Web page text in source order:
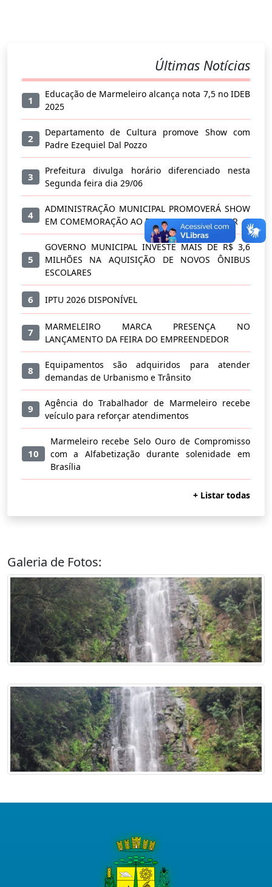
Últimas Notícias
1
Educação de Marmeleiro alcança nota 7,5 no IDEB
2025
2
Departamento de Cultura promove Show com
Padre Ezequiel Dal Pozzo
3
Prefeitura divulga horário diferenciado nesta
Segunda feira dia 29/06
4
ADMINISTRAÇÃO MUNICIPAL PROMOVERÁ SHOW
EM COMEMORAÇÃO AO DIA DO TRABALHADOR
5
GOVERNO MUNICIPAL INVESTE MAIS DE R$ 3,6
MILHÕES NA AQUISIÇÃO DE NOVOS ÔNIBUS
ESCOLARES
6 IPTU 2026 DISPONÍVEL
7
MARMELEIRO MARCA PRESENÇA NO
LANÇAMENTO DA FEIRA DO EMPREENDEDOR
8
Equipamentos são adquiridos para atender
demandas de Urbanismo e Trânsito
9
Agência do Trabalhador de Marmeleiro recebe
veículo para reforçar atendimentos
10
Marmeleiro recebe Selo Ouro de Compromisso
com a Alfabetização durante solenidade em
Brasília
+ Listar todas
Galeria de Fotos: